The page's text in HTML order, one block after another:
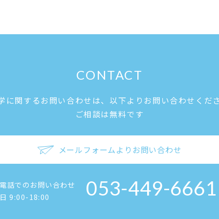
CONTACT
に関するお問い合わせは、 以下よりお問い合わせくだ
ご相談は無料です
メールフォームよりお問い合わせ
話でのお問い合わせ
9:00-18:00
053-449-6661